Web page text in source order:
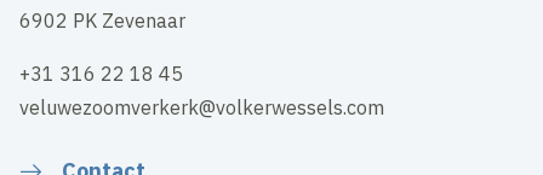
6902 PK Zevenaar
+31 316 22 18 45
veluwezoomverkerk@volkerwessels.com